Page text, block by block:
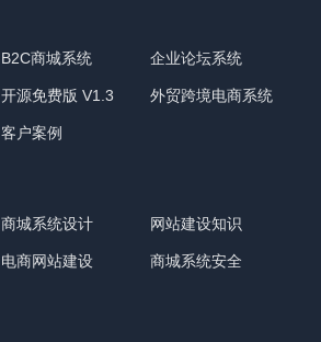
B2C商城系统 企业论坛系统
开源免费版 V1.3 外贸跨境电商系统
客户案例
商城系统设计 网站建设知识
电商网站建设 商城系统安全